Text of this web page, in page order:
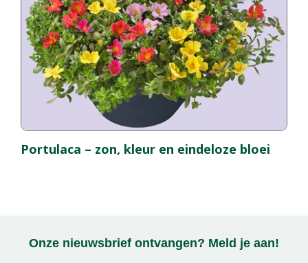
Portulaca – zon, kleur en eindeloze bloei
Onze nieuwsbrief ontvangen? Meld je aan!